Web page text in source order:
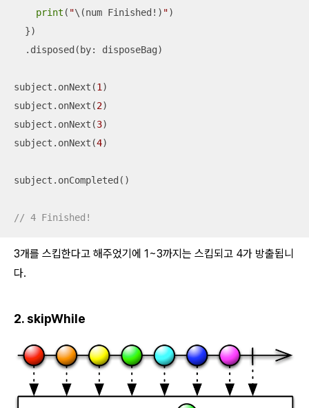
print ( "\(num Finished ! ) ")
  })
  .disposed(by: disposeBag)
subject.onNext(1 )
subject.onNext(2)
subject.onNext(3)
subject.onNext(4)
subject.onCompleted()
// 4 Finished!
3개를 스킵한다고 해주었기에 1~3까지는 스킵되고 4가 방출됩니
다.
2. skipWhile